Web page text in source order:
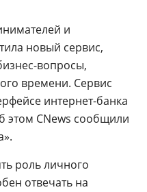
и
новый сервис,
вопросы,
времени. Сервис
интернет-банка
этом CNews сообщили
роль личного
отвечать на